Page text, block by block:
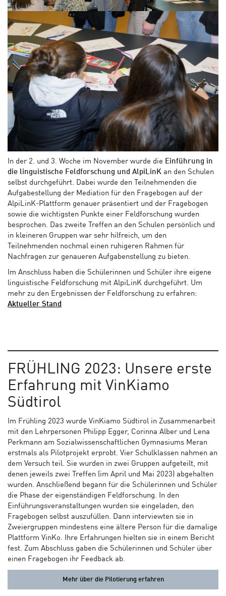
In der 2. und 3. Woche im November wurde die Einführung in
die linguistische Feldforschung und AlpiLinK an den Schulen
selbst durchgeführt. Dabei wurde den Teilnehmenden die
Aufgabestellung der Mediation für den Fragebogen auf der
AlpiLinK-Plattform genauer präsentiert und der Fragebogen
sowie die wichtigsten Punkte einer Feldforschung wurden
besprochen. Das zweite Treffen an den Schulen persönlich und
in kleineren Gruppen war sehr hilfreich, um den
Teilnehmenden nochmal einen ruhigeren Rahmen für
Nachfragen zur genaueren Aufgabenstellung zu bieten.
Im Anschluss haben die Schülerinnen und Schüler ihre eigene
linguistische Feldforschung mit AlpiLinK durchgeführt. Um
mehr zu den Ergebnissen der Feldforschung zu erfahren:
Aktueller Stand
FRÜHLING 2023: Unsere erste
Erfahrung mit VinKiamo
Südtirol
Im Frühling 2023 wurde VinKiamo Südtirol in Zusammenarbeit
mit den Lehrpersonen Philipp Egger, Corinna Alber und Lena
Perkmann am Sozialwissenschaftlichen Gymnasiums Meran
erstmals als Pilotprojekt erprobt. Vier Schulklassen nahmen an
dem Versuch teil. Sie wurden in zwei Gruppen aufgeteilt, mit
denen jeweils zwei Treffen (im April und Mai 2023) abgehalten
wurden. Anschließend begann für die Schülerinnen und Schüler
die Phase der eigenständigen Feldforschung. In den
Einführungsveranstaltungen wurden sie eingeladen, den
Fragebogen selbst auszufüllen. Dann interviewten sie in
Zweiergruppen mindestens eine ältere Person für die damalige
Plattform VinKo. Ihre Erfahrungen hielten sie in einem Bericht
fest. Zum Abschluss gaben die Schülerinnen und Schüler über
einen Fragebogen ihr Feedback ab.
Mehr über die Pilotierung erfahren